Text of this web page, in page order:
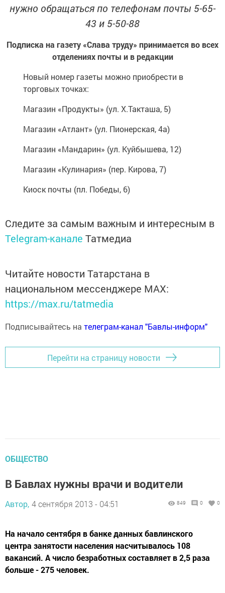
нужно обращаться по телефонам почты 5-65-
43 и 5-50-88
Подписка на газету «Слава труду» принимается во всех
отделениях почты и в редакции
Новый номер газеты можно приобрести в
торговых точках:
Магазин «Продукты» (ул. Х.Такташа, 5)
Магазин «Атлант» (ул. Пионерская, 4а)
Магазин «Мандарин» (ул. Куйбышева, 12)
Магазин «Кулинария» (пер. Кирова, 7)
Киоск почты (пл. Победы, 6)
Следите за самым важным и интересным в
Telegram-канале Татмедиа
Читайте новости Татарстана в
национальном мессенджере MАХ:
https://max.ru/tatmedia
Подписывайтесь на телеграм-канал "Бавлы-информ"
Перейти на страницу новости
ОБЩЕСТВО
В Бавлах нужны врачи и водители
Автор, 4 сентября 2013 - 04:51 849 0 0
На начало сентября в банке данных бавлинского
центра занятости населения насчитывалось 108
вакансий. А число безработных составляет в 2,5 раза
больше - 275 человек.